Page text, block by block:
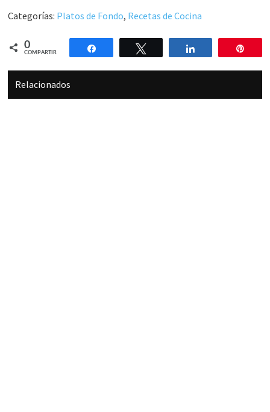
Categorías: Platos de Fondo, Recetas de Cocina
0
COMPARTIR
Compartir Compartir
Relacionados